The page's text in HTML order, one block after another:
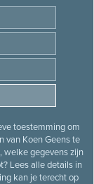
toestemming om
van Koen Geens te
welke gegevens zijn
Lees alle details in
kan je terecht op